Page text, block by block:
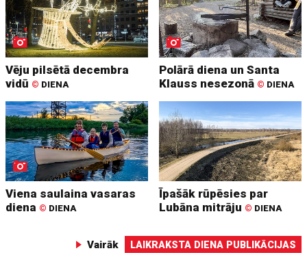
Vēju pilsētā decembra
vidū © DIENA
Polārā diena un Santa
Klauss nesezonā © DIENA
Viena saulaina vasaras
diena © DIENA
Īpašāk rūpēsies par
Lubāna mitrāju © DIENA
Vairāk LAIKRAKSTA DIENA PUBLIKĀCIJAS